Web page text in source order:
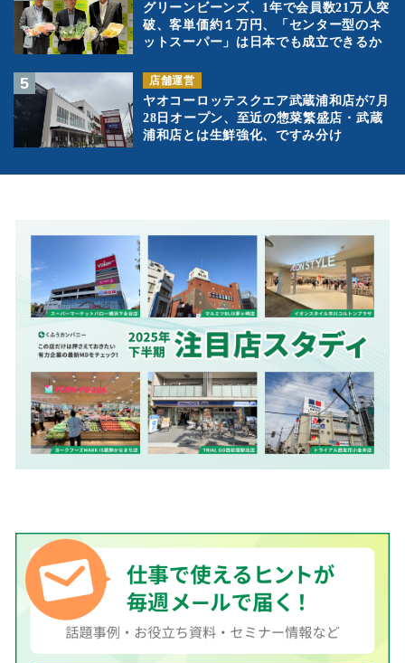
グリーンビーンズ、1年で会員数21万人突
破、客単価約１万円、「センター型のネ
ットスーパー」は日本でも成立できるか
店舗運営
ヤオコーロッテスクエア武蔵浦和店が7月
28日オープン、至近の惣菜繁盛店・武蔵
浦和店とは生鮮強化、ですみ分け